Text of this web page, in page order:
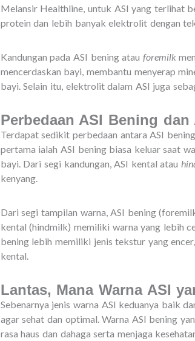
Melansir Healthline, untuk ASI yang terlihat
protein dan lebih banyak elektrolit dengan
Kandungan pada ASI bening atau foremilk
mencerdaskan bayi, membantu menyerap
bayi. Selain itu, elektrolit dalam ASI juga
Perbedaan ASI Bening dan
Terdapat sedikit perbedaan antara ASI
pertama ialah ASI bening biasa keluar saat
bayi. Dari segi kandungan, ASI kental atau
kenyang.
Dari segi tampilan warna, ASI bening
kental (hindmilk) memiliki warna yang lebih
bening lebih memiliki jenis tekstur yang
kental.
Lantas, Mana Warna ASI
Sebenarnya jenis warna ASI keduanya baik
agar sehat dan optimal. Warna ASI bening
rasa haus dan dahaga serta menjaga